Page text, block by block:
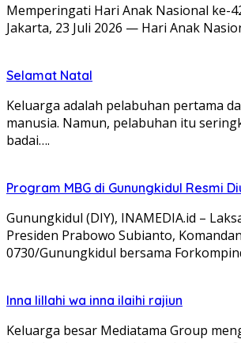
Memperingati Hari Anak Nasional ke-
Jakarta, 23 Juli 2026 — Hari Anak
Selamat Natal
Keluarga adalah pelabuhan pertama
manusia. Namun, pelabuhan itu
badai….
Program MBG di Gunungkidul Resmi
Gunungkidul (DIY), INAMEDIA.id –
Presiden Prabowo Subianto,
0730/Gunungkidul bersama
Inna lillahi wa inna ilaihi rajiun
Keluarga besar Mediatama Group